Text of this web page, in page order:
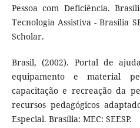
Pessoa com Deficiência.
Tecnologia Assistiva - Brasília
Scholar.
Brasil, (2002). Portal de
equipamento e material
capacitação e recreação da
recursos pedagógicos
Especial. Brasília: MEC: SEESP.